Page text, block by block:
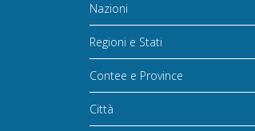
Nazioni
Regioni e Stati
Contee e Province
Città